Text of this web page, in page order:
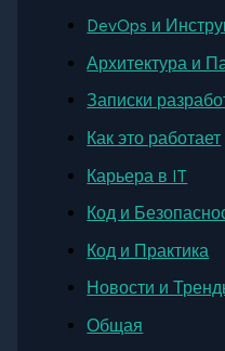
DevOps и
Архитектура и
Записки
Как это работает
Карьера в IT
Код и
Код и Практика
Новости и
Общая